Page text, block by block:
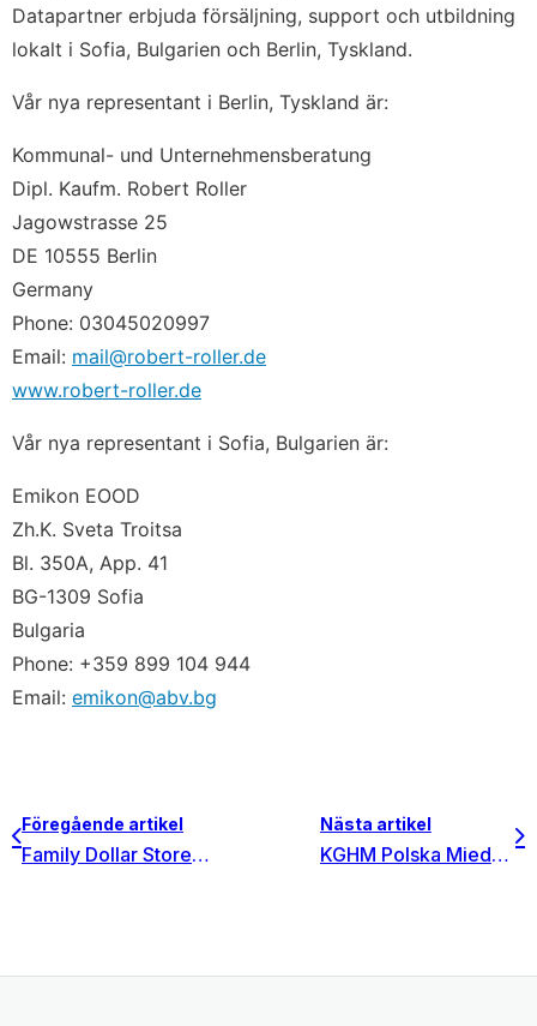
Datapartner erbjuda försäljning, support och utbildning
lokalt i Sofia, Bulgarien och Berlin, Tyskland.
Vår nya representant i Berlin, Tyskland är:
Kommunal- und Unternehmensberatung
Dipl. Kaufm. Robert Roller
Jagowstrasse 25
DE 10555 Berlin
Germany
Phone: 03045020997
Email: mail@robert-roller.de
www.robert-roller.de
Vår nya representant i Sofia, Bulgarien är:
Emikon EOOD
Zh.K. Sveta Troitsa
Bl. 350A, App. 41
BG-1309 Sofia
Bulgaria
Phone: +359 899 104 944
Email: emikon@abv.bg
Föregående artikel
Family Dollar Stores, Inc. i North Carolina implementerade Invest for Excel för värdeminskningstest.
Nästa artikel
KGHM Polska Miedź SA, den sjätte största producenten av koppar och den andra största producenten av silver tog ibruk Invest for Excel Enterprise koncernlicens